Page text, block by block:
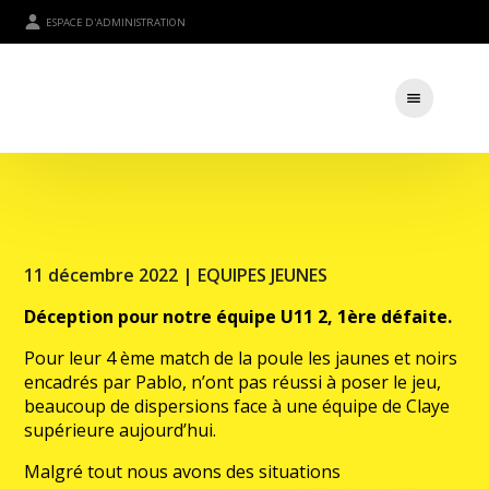
ESPACE D'ADMINISTRATION
11 décembre 2022 | EQUIPES JEUNES
Déception pour notre équipe U11 2, 1ère défaite.
Pour leur 4 ème match de la poule les jaunes et noirs
encadrés par Pablo, n’ont pas réussi à poser le jeu,
beaucoup de dispersions face à une équipe de Claye
supérieure aujourd’hui.
Malgré tout nous avons des situations